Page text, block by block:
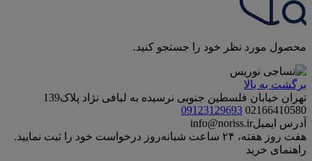
محصول مورد نظر خود را جستجو کنید.
برگشت به بالا
تهران خیابان فلسطین جنوبی نرسیده به لبافی نژاد پلاک139
02166410580
09123129693
آدرس ایمیلinfo@noriss.ir
هفت روز هفته، ۲۴ ساعت شبانه‌روز درخواست خود را ثبت نمایید.
راهنمای خرید